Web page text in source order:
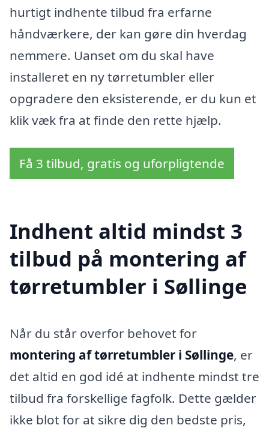
hurtigt indhente tilbud fra erfarne
håndværkere, der kan gøre din hverdag
nemmere. Uanset om du skal have
installeret en ny tørretumbler eller
opgradere den eksisterende, er du kun et
klik væk fra at finde den rette hjælp.
Få 3 tilbud, gratis og uforpligtende
Indhent altid mindst 3
tilbud på montering af
tørretumbler i Søllinge
Når du står overfor behovet for
montering af tørretumbler i Søllinge, er
det altid en god idé at indhente mindst tre
tilbud fra forskellige fagfolk. Dette gælder
ikke blot for at sikre dig den bedste pris,